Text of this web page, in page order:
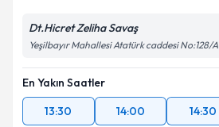
Dt.Hicret Zeliha Savaş
Yeşilbayır Mahallesi Atatürk caddesi No:128/A
En Yakın Saatler
13:30
14:00 14:30